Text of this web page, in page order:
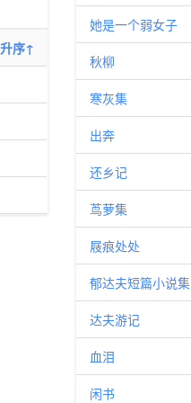
升序↑
她是一个弱女子
秋柳
寒灰集
出奔
还乡记
茑萝集
屐痕处处
郁达夫短篇小说集
达夫游记
血泪
闲书